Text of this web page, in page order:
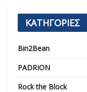
ΚΑΤΗΓΟΡΙΕΣ
Bin2Bean
PADRION
Rock the Block